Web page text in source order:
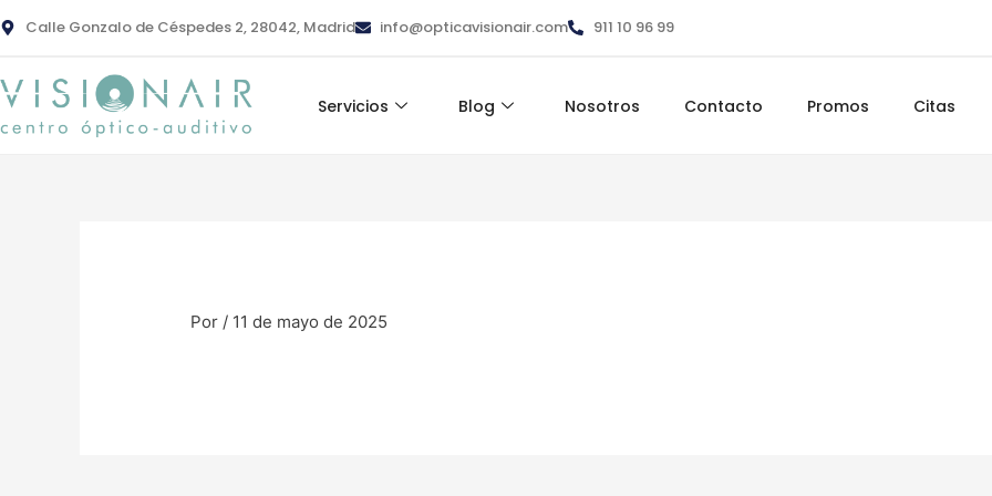
al
Calle Gonzalo de Céspedes 2, 28042, Madrid info@opticavisionair.com 911 10 96 99
Servicios Blog Nosotros Contacto Promos Citas
Por / 11 de mayo de 2025